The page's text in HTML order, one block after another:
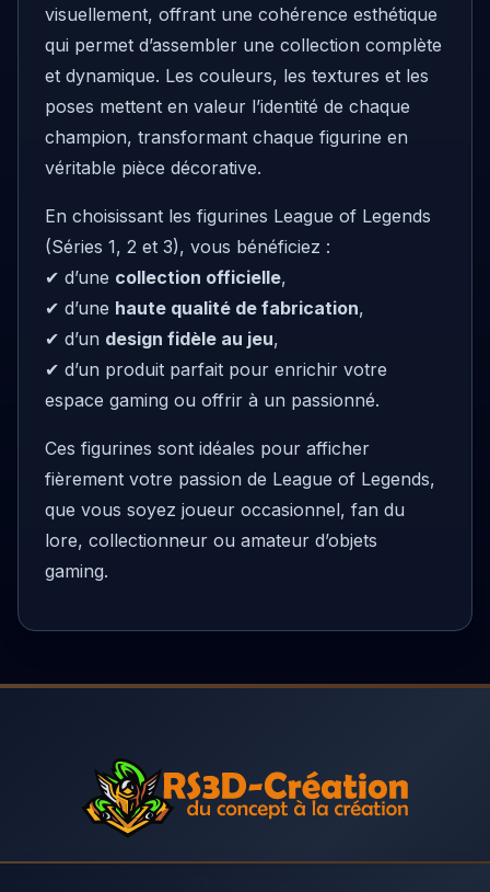
visuellement, offrant une cohérence esthétique
qui permet d’assembler une collection complète
et dynamique. Les couleurs, les textures et les
poses mettent en valeur l’identité de chaque
champion, transformant chaque figurine en
véritable pièce décorative.
En choisissant les figurines League of Legends
(Séries 1, 2 et 3), vous bénéficiez :
✔ d’une collection officielle,
✔ d’une haute qualité de fabrication,
✔ d’un design fidèle au jeu,
✔ d’un produit parfait pour enrichir votre
espace gaming ou offrir à un passionné.
Ces figurines sont idéales pour afficher
fièrement votre passion de League of Legends,
que vous soyez joueur occasionnel, fan du
lore, collectionneur ou amateur d’objets
gaming.